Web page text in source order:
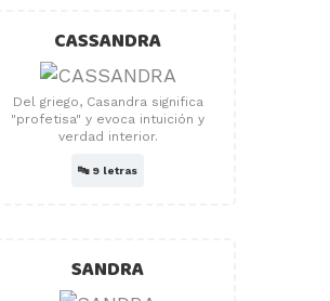
CASSANDRA
Del griego, Casandra significa
"profetisa" y evoca intuición y
verdad interior.
🔤 9 letras
SANDRA